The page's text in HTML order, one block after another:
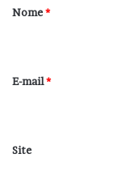
r
*
Nome*
E-mail*
Site